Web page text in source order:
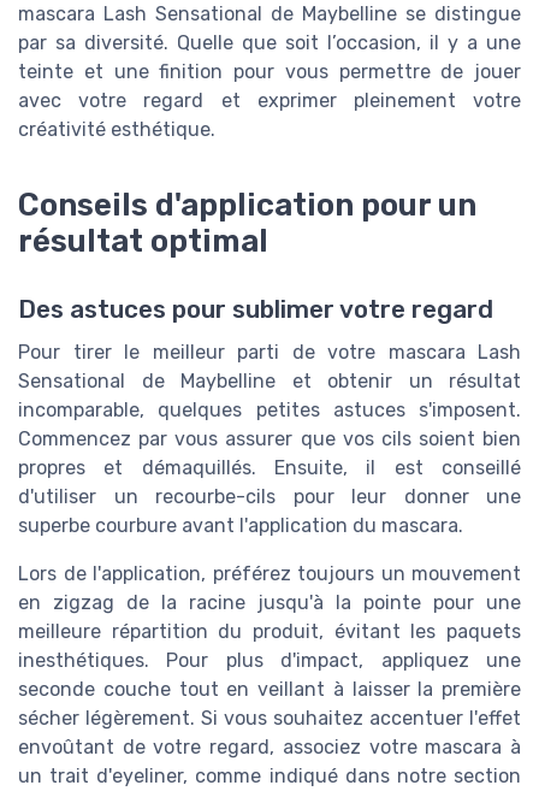
mascara Lash Sensational de Maybelline se distingue
par sa diversité. Quelle que soit l’occasion, il y a une
teinte et une finition pour vous permettre de jouer
avec votre regard et exprimer pleinement votre
créativité esthétique.
Conseils d'application pour un
résultat optimal
Des astuces pour sublimer votre regard
Pour tirer le meilleur parti de votre mascara Lash
Sensational de Maybelline et obtenir un résultat
incomparable, quelques petites astuces s'imposent.
Commencez par vous assurer que vos cils soient bien
propres et démaquillés. Ensuite, il est conseillé
d'utiliser un recourbe-cils pour leur donner une
superbe courbure avant l'application du mascara.
Lors de l'application, préférez toujours un mouvement
en zigzag de la racine jusqu'à la pointe pour une
meilleure répartition du produit, évitant les paquets
inesthétiques. Pour plus d'impact, appliquez une
seconde couche tout en veillant à laisser la première
sécher légèrement. Si vous souhaitez accentuer l'effet
envoûtant de votre regard, associez votre mascara à
un trait d'eyeliner, comme indiqué dans notre section